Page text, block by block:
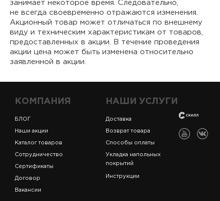
занимает некоторое время. Следовательно,
не всегда своевременно отражаются изменения.
Акционный товар может отличаться по внешнему
виду и техническим характеристикам от товаров,
предоставленных в акции. В течение проведения
акции цена может быть изменена относительно
заявленной в акции.
КОМПАНИЯ
БЛОГ
Наши акции
Каталог товаров
Сотрудничество
Сертификаты
Договор
Вакансии
НАШИ УСЛУГИ
Доставка
Возврат товара
Способы оплаты
Укладка напольных
покрытий
Инструкции